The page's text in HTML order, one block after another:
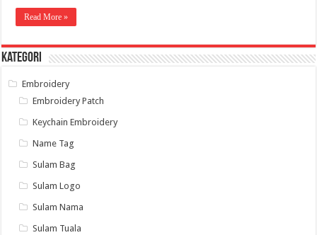
Read More »
Kategori
Embroidery
Embroidery Patch
Keychain Embroidery
Name Tag
Sulam Bag
Sulam Logo
Sulam Nama
Sulam Tuala